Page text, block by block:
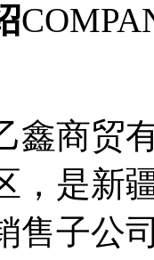
鑫商贸
，是新
售子公